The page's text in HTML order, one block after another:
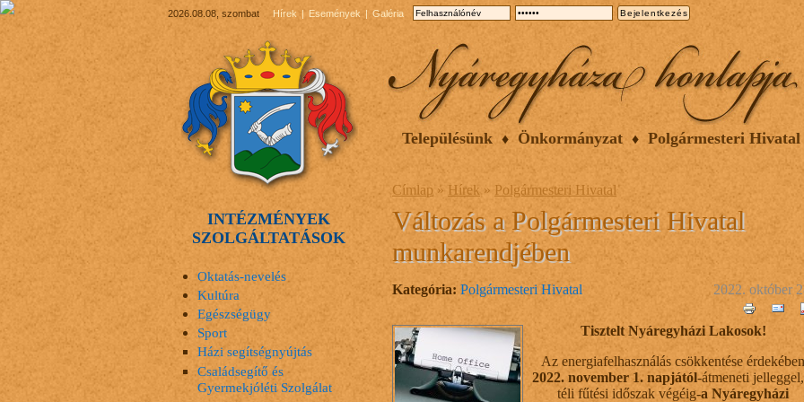
2026.08.08, szombat Hírek Események Galéria
Településünk Önkormányzat Polgármesteri Hivatal
Címlap » Hírek » Polgármesteri Hivatal
Változás a Polgármesteri Hivatal
munkarendjében
2022. október
Kategória: Polgármesteri Hivatal
Tisztelt Nyáregyházi Lakosok!
Az energiafelhasználás csökkentése érdekében
2022. november 1. napjától-átmeneti
téli fűtési időszak végéig-a Nyáregyházi
INTÉZMÉNYEK
SZOLGÁLTATÁSOK
Oktatás-nevelés
Kultúra
Egészségügy
Sport
Házi segítségnyújtás
Családsegítő és
Gyermekjóléti Szolgálat